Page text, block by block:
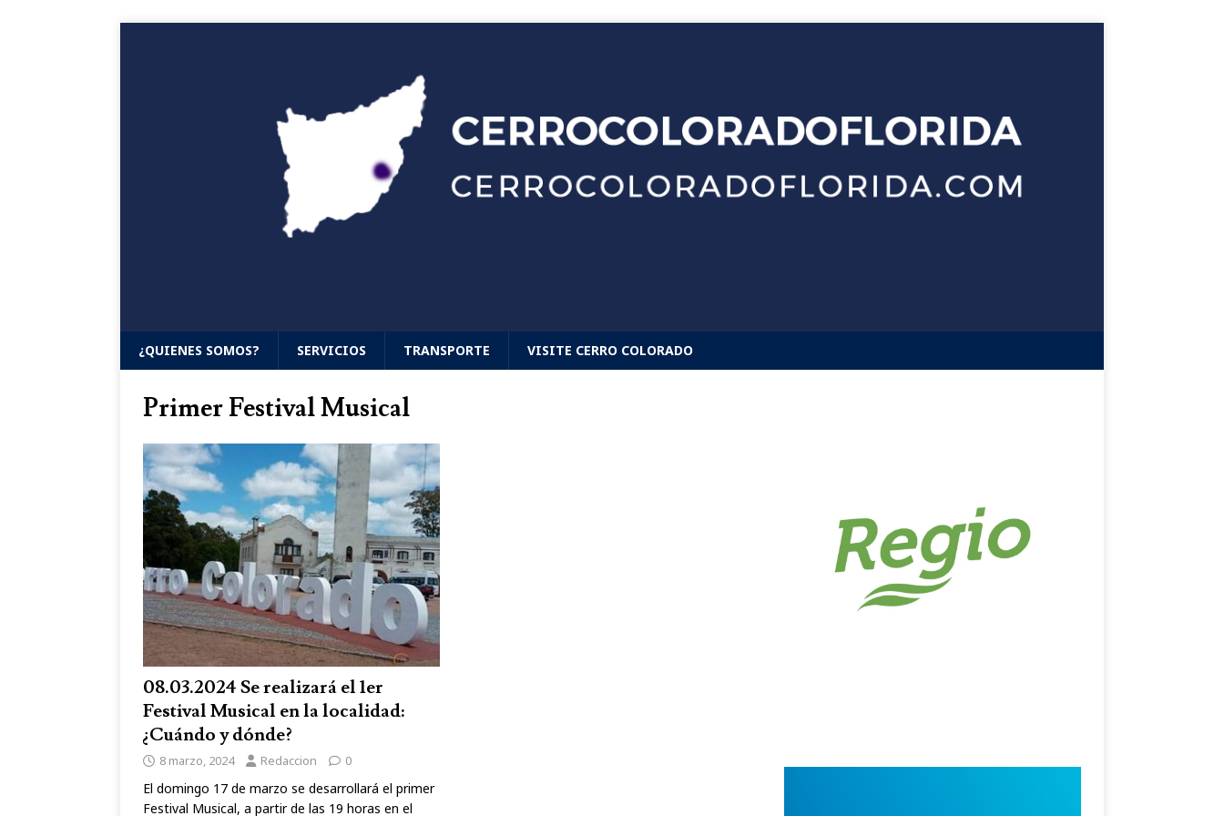
¿QUIENES SOMOS? SERVICIOS TRANSPORTE VISITE CERRO COLORADO
Primer Festival Musical
08.03.2024 Se realizará el 1er
Festival Musical en la localidad:
¿Cuándo y dónde?
8 marzo, 2024 Redaccion 0
El domingo 17 de marzo se desarrollará el primer
Festival Musical, a partir de las 19 horas en el